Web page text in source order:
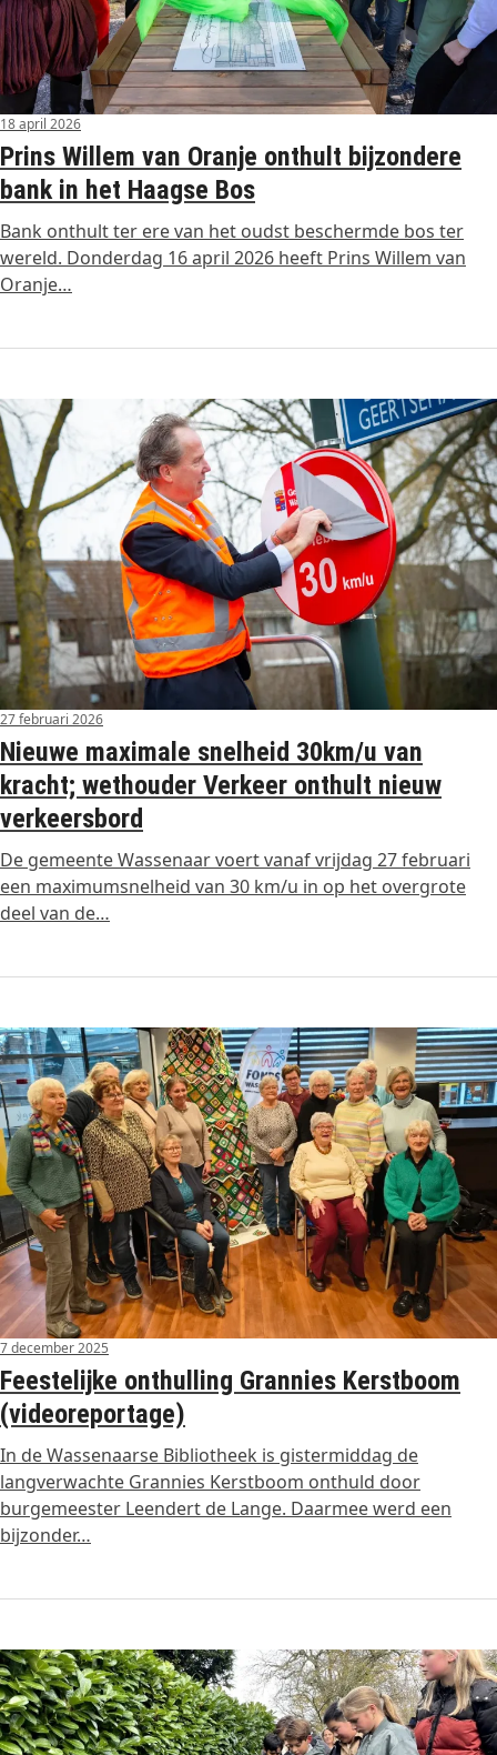
18 april 2026
Prins Willem van Oranje onthult bijzondere
bank in het Haagse Bos
Bank onthult ter ere van het oudst beschermde bos ter
wereld. Donderdag 16 april 2026 heeft Prins Willem van
Oranje…
27 februari 2026
Nieuwe maximale snelheid 30km/u van
kracht; wethouder Verkeer onthult nieuw
verkeersbord
De gemeente Wassenaar voert vanaf vrijdag 27 februari
een maximumsnelheid van 30 km/u in op het overgrote
deel van de…
7 december 2025
Feestelijke onthulling Grannies Kerstboom
(videoreportage)
In de Wassenaarse Bibliotheek is gistermiddag de
langverwachte Grannies Kerstboom onthuld door
burgemeester Leendert de Lange. Daarmee werd een
bijzonder…